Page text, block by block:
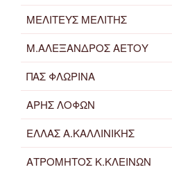
ΜΕΛΙΤΕΥΣ ΜΕΛΙΤΗΣ
Μ.ΑΛΕΞΑΝΔΡΟΣ ΑΕΤΟΥ
ΠΑΣ ΦΛΩΡΙΝΑ
ΑΡΗΣ ΛΟΦΩΝ
ΕΛΛΑΣ Α.ΚΑΛΛΙΝΙΚΗΣ
ΑΤΡΟΜΗΤΟΣ Κ.ΚΛΕΙΝΩΝ